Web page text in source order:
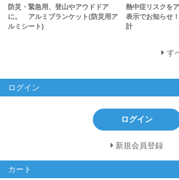
防災・緊急用、登山やアウドドア
に。 アルミブランケット(防災用ア
ルミシート)
熱中症リスクを
表示でお知らせ
計
す
ログイン
ログイン
新規会員登録
カート